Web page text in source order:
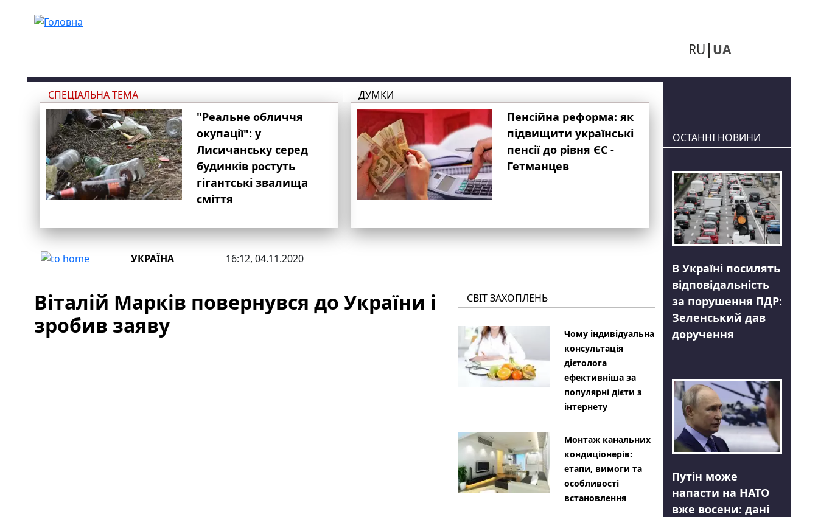
RU UA
СПЕЦІАЛЬНА ТЕМА
"Реальне обличчя
окупації": у
Лисичанську серед
будинків ростуть
гігантські звалища
сміття
ДУМКИ
Пенсійна реформа: як
підвищити українські
пенсії до рівня ЄС -
Гетманцев
УКРАЇНА 16:12, 04.11.2020
Віталій Марків повернувся до України і
зробив заяву
СВІТ ЗАХОПЛЕНЬ
Чому індивідуальна
консультація
дієтолога
ефективніша за
популярні дієти з
інтернету
Монтаж канальних
кондиціонерів:
етапи, вимоги та
особливості
встановлення
ОСТАННІ НОВИНИ
В Україні посилять
відповідальність
за порушення ПДР:
Зеленський дав
доручення
Путін може
напасти на НАТО
вже восени: дані